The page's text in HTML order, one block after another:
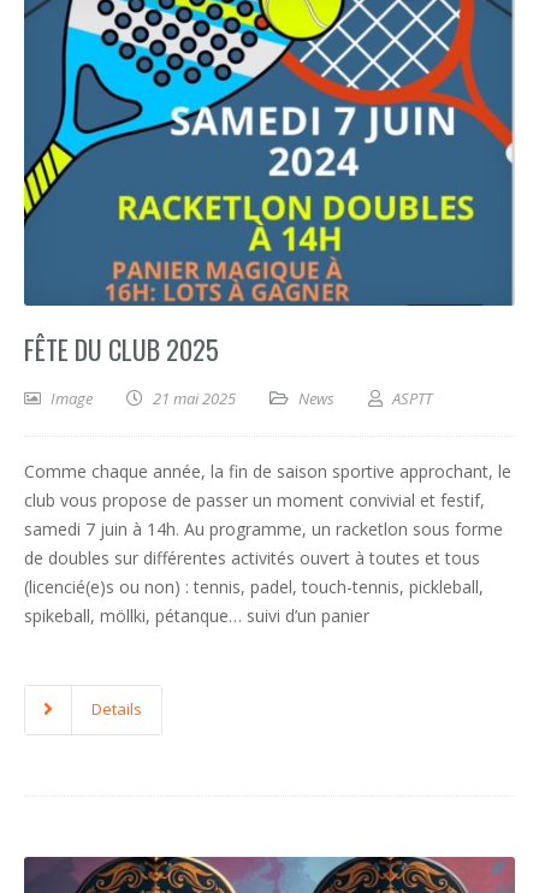
FÊTE DU CLUB 2025
Image 21 mai 2025 News ASPTT
Comme chaque année, la fin de saison sportive approchant, le
club vous propose de passer un moment convivial et festif,
samedi 7 juin à 14h. Au programme, un racketlon sous forme
de doubles sur différentes activités ouvert à toutes et tous
(licencié(e)s ou non) : tennis, padel, touch-tennis, pickleball,
spikeball, möllki, pétanque… suivi d’un panier
Details